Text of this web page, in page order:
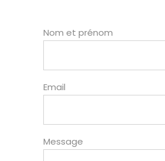
Nom et prénom
Email
Message